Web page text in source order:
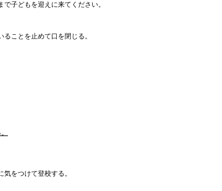
子どもを迎えに来てください。
ことを止めて口を閉じる。
をつけて登校する。